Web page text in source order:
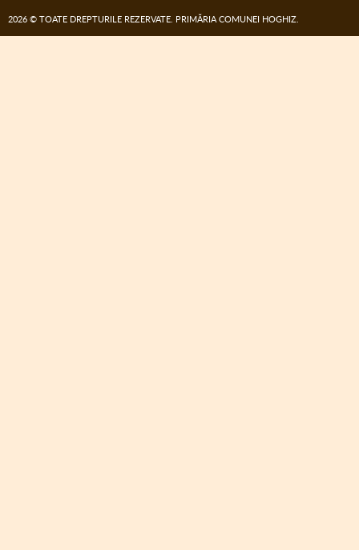
2026 © TOATE DREPTURILE REZERVATE. PRIMĂRIA COMUNEI HOGHIZ.